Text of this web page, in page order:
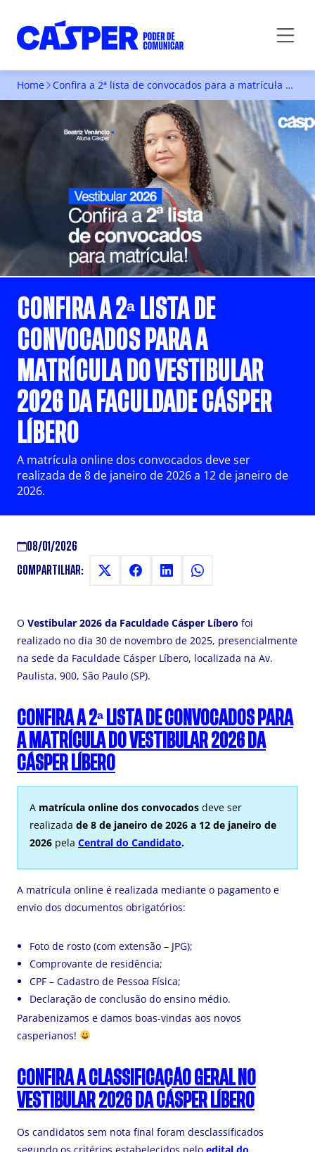
Home Confira a 2ª lista de convocados para a matrícula do Vestibular 2026 da Faculdade Cásper Líbero
CONFIRA A 2ª LISTA DE
CONVOCADOS PARA A
MATRÍCULA DO VESTIBULAR
2026 DA FACULDADE CÁSPER
LÍBERO
A matrícula online dos convocados deve ser
realizada de 8 de janeiro de 2026 a 12 de janeiro de
2026.
08/01/2026
COMPARTILHAR:
O Vestibular 2026 da Faculdade Cásper Líbero foi
realizado no dia 30 de novembro de 2025, presencialmente
na sede da Faculdade Cásper Líbero, localizada na Av.
Paulista, 900, São Paulo (SP).
CONFIRA A 2ª LISTA DE CONVOCADOS PARA
A MATRÍCULA DO VESTIBULAR 2026 DA
CÁSPER LÍBERO
A matrícula online dos convocados deve ser
realizada de 8 de janeiro de 2026 a 12 de janeiro de
2026 pela Central do Candidato.
A matrícula online é realizada mediante o pagamento e
envio dos documentos obrigatórios:
Foto de rosto (com extensão – JPG);
Comprovante de residência;
CPF – Cadastro de Pessoa Física;
Declaração de conclusão do ensino médio.
Parabenizamos e damos boas-vindas aos novos
casperianos!
CONFIRA A CLASSIFICAÇÃO GERAL NO
VESTIBULAR 2026 DA CÁSPER LÍBERO
Os candidatos sem nota final foram desclassificados